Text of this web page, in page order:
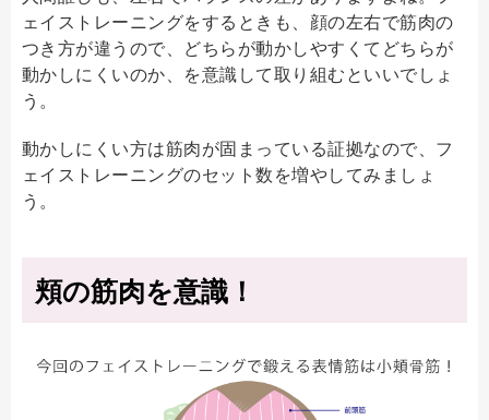
ェイストレーニングをするときも、顔の左右で筋肉の
つき方が違うので、どちらが動かしやすくてどちらが
動かしにくいのか、を意識して取り組むといいでしょ
う。
動かしにくい方は筋肉が固まっている証拠なので、フ
ェイストレーニングのセット数を増やしてみましょ
う。
頬の筋肉を意識！